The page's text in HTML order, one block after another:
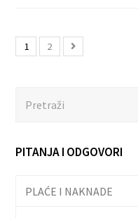
1 2
PITANJA I ODGOVORI
PLAĆE I NAKNADE